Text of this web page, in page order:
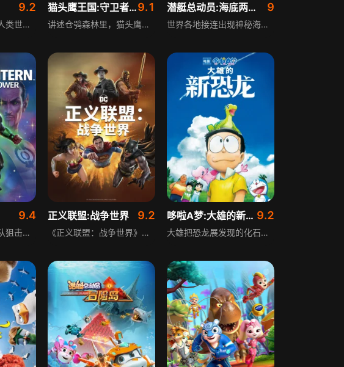
9.2
井底青蛙威尔来到人类世界，冒充被施咒的王子，帮助城堡小公主苏菲亚粉碎皇叔班特的阴谋，让苏菲亚成功继承皇位成为女王。威尔在过程中收获了爱情，带着爱人萝拉回归井下，将井外广阔世界的故事讲给同伴听，为同伴们打开了一扇了解外界的窗口，传递出探索与成长的意义。
猫头鹰王国:守卫者传奇9.1
讲述仓鸮森林里，猫头鹰索伦迷恋“守护者”传说，憧憬打败邪恶“纯种者”的古老传说，却惹恼哥哥库鲁德，被推下树后与哥哥跌落到危机四伏的地面，躲避猛兽袭击时被邪恶猎手捕获，连同其他猫头鹰被抓到圣鸮学校接受训练，猫头鹰王国沉寂已久的战火即将点燃。
潜艇总动员:海底两万里 9
世界各地接连出现神秘海怪毁坏商船的事件，引发大众恐慌，传言海洋正面临灾难。潜艇阿力决定集结伙伴追踪“海怪”，却发现“海怪”是一艘以“环保”为借口开展邪恶计划的科技潜艇，为解开这些谜团，阿力和朋友们利用所学知识，开始了海底两万里的漫游探险。
9.4
刚退役的海军陆战队狙击手正处于人生的十字路口，对未来感到迷茫。某天，一枚神秘的外星戒指突然来到他身边，彻底打破了他原本平静的生活，这枚戒指赋予了他强大的绿灯侠力量，他的人生轨迹从此变得复杂，即将开启一段全新的冒险。
正义联盟:战争世界 9.2
《正义联盟：战争世界》是DCAU明日宇宙首部正义联盟动画，于2023年推出。新组建的正义联盟将在此作中面对他们的首个共同敌人，联盟核心成员此前已在其他相关作品中登场，包括《绿灯侠：畏吾神光》里的成员，以及火星猎人、阿罗等经典角色，开启全新的团队冒险篇章。
哆啦A梦:大雄的新恐龙（普通话） 9.2
大雄把恐龙展发现的化石带回家，借助哆啦A梦的时光包袱竟然成功孵化出两只从未被发现过的长着翅膀的新恐龙。大雄和小伙伴们决定将小恐龙们带回到属于它们的时代，一场惊心动魄的白垩纪大冒险即将上演。本片是《哆啦A梦》漫画连载50周年纪念作品，同时也是《哆啦A梦》系列电影的第40部作品，全新的故事、全新的大雄、全新的冒险，全新出发。